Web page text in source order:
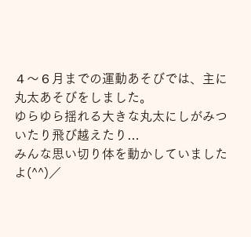
４～６月までの運動あそびでは、主に
丸太あそびをしました。
ゆらゆら揺れる大きな丸太にしがみつ
いたり飛び越えたり…
みんな思い切り体を動かしていました
よ(^^)／